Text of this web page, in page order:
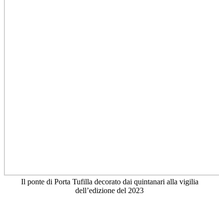
Il ponte di Porta Tufilla decorato dai quintanari alla vigilia
dell’edizione del 2023